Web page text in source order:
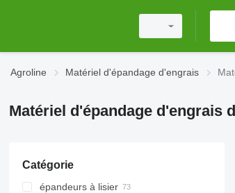
Agroline Matériel d'épandage d'engrais
Matériel d'épandage d'engrais
Catégorie
épandeurs à lisier